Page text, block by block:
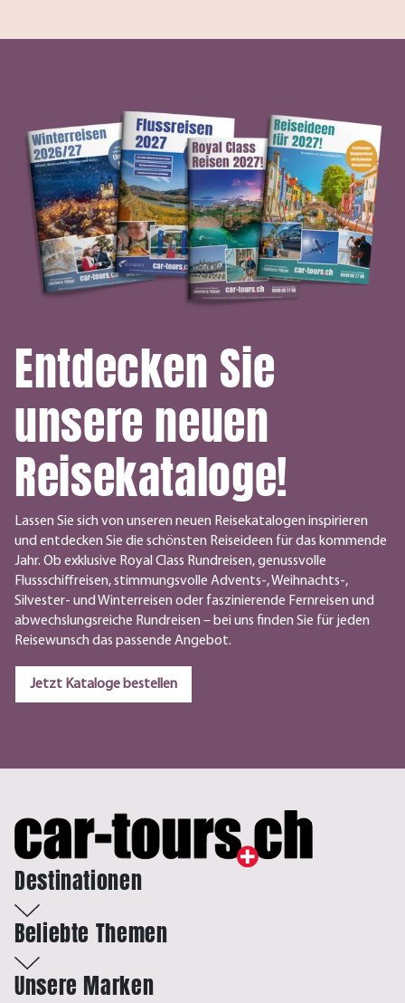
Entdecken Sie
unsere neuen
Reisekataloge!
Lassen Sie sich von unseren neuen Reisekatalogen inspirieren
und entdecken Sie die schönsten Reiseideen für das kommende
Jahr. Ob exklusive Royal Class Rundreisen, genussvolle
Flussschiffreisen, stimmungsvolle Advents-, Weihnachts-,
Silvester- und Winterreisen oder faszinierende Fernreisen und
abwechslungsreiche Rundreisen – bei uns finden Sie für jeden
Reisewunsch das passende Angebot.
Jetzt Kataloge bestellen
Destinationen
Beliebte Themen
Unsere Marken